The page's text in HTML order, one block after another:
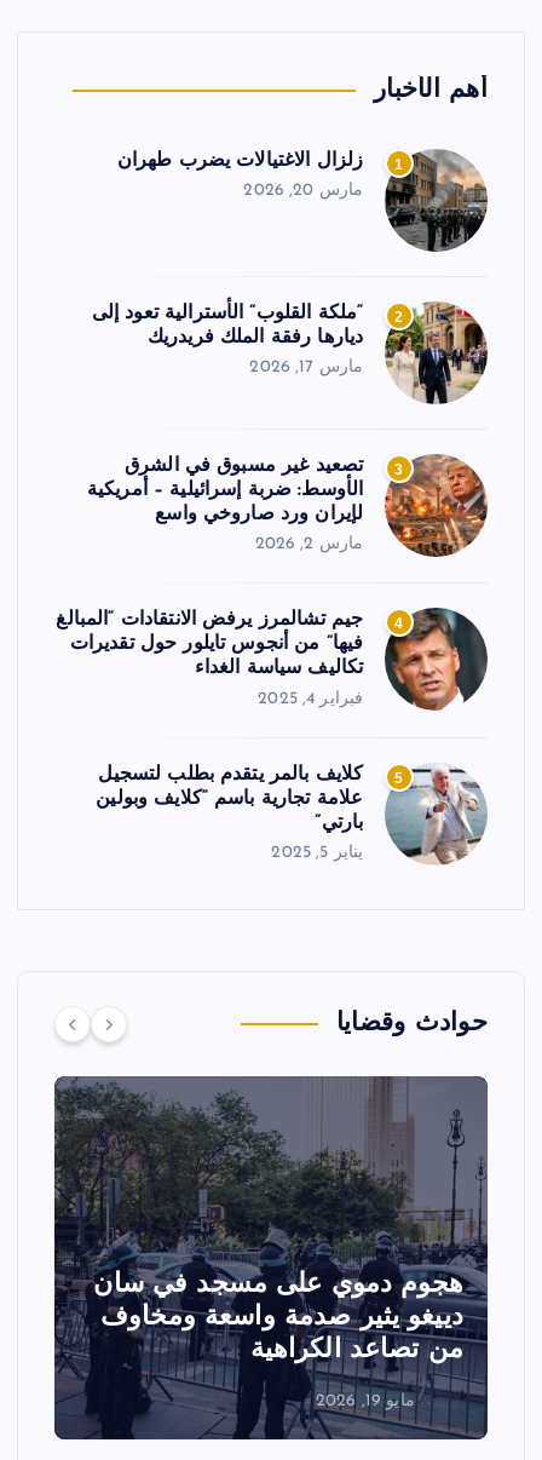
أهم الأخبار
1 زلزال الاغتيالات يضرب طهران
مارس 20, 2026
2
“ملكة القلوب” الأسترالية تعود إلى
ديارها رفقة الملك فريدريك
مارس 17, 2026
3
تصعيد غير مسبوق في الشرق
الأوسط: ضربة إسرائيلية – أمريكية
لإيران ورد صاروخي واسع
مارس 2, 2026
4
جيم تشالمرز يرفض الانتقادات “المبالغ
فيها” من أنجوس تايلور حول تقديرات
تكاليف سياسة الغداء
فبراير 4, 2025
5
كلايف بالمر يتقدم بطلب لتسجيل
علامة تجارية باسم “كلايف وبولين
بارتي”
يناير 5, 2025
حوادث وقضايا
على مسجد في سان
صدمة واسعة ومخاوف
الكراهية
تصادم
عرض جوي في
الفعاليات